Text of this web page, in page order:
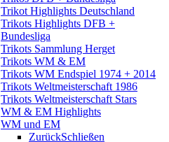
Trikot Highlights Deutschland
Trikots Highlights DFB +
Bundesliga
Trikots Sammlung Herget
Trikots WM & EM
Trikots WM Endspiel 1974 + 2014
Trikots Weltmeisterschaft 1986
Trikots Weltmeisterschaft Stars
WM & EM Highlights
WM und EM
ZurückSchließen